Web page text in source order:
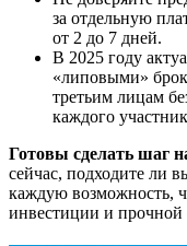
за отдельную
от 2 до 7 дней.
В 2025 году
«липовыми»
третьим лицам
каждого
Готовы сделать шаг
сейчас, подходите ли
каждую возможность,
инвестиции и прочной